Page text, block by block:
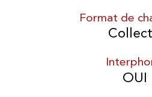
Format de
OUI